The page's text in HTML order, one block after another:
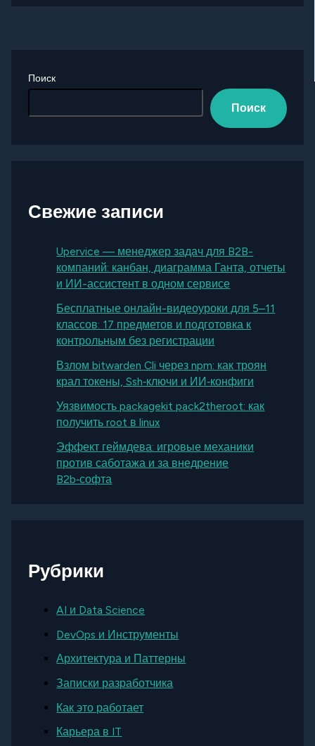
Поиск
Поиск
Свежие записи
Upervice — менеджер задач для B2B-
компаний: канбан, диаграмма Ганта, отчеты
и ИИ-ассистент в одном сервисе
Бесплатные онлайн-видеоуроки для 5–11
классов: 17 предметов и подготовка к
контрольным без регистрации
Взлом bitwarden Cli через npm: как троян
крал токены, Ssh‑ключи и ИИ‑конфиги
Уязвимость packagekit pack2theroot: как
получить root в linux
Эффект геймдева: игровые механики
против саботажа и за внедрение
B2b‑софта
Рубрики
AI и Data Science
DevOps и Инструменты
Архитектура и Паттерны
Записки разработчика
Как это работает
Карьера в IT